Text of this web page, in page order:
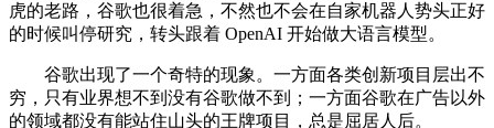
虎的老路，谷歌也很着急，不然也不会在自家机器人势头正好
的时候叫停研究，转头跟着 OpenAI 开始做大语言模型。
谷歌出现了一个奇特的现象。一方面各类创新项目层出不
穷，只有业界想不到没有谷歌做不到；一方面谷歌在广告以外
的领域都没有能站住山头的王牌项目，总是屈居人后。